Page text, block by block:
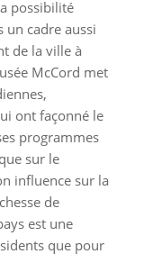
possibilité
cadre aussi
de la ville à
McCord met
ont façonné le
programmes
sur le
influence sur la
de
est une
que pour